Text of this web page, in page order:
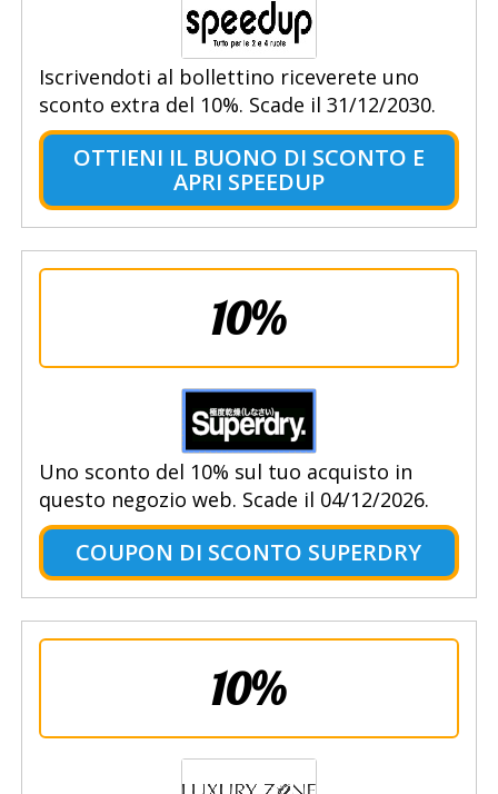
Iscrivendoti al bollettino riceverete uno
sconto extra del 10%. Scade il 31/12/2030.
OTTIENI IL BUONO DI SCONTO E
APRI SPEEDUP
10%
Uno sconto del 10% sul tuo acquisto in
questo negozio web. Scade il 04/12/2026.
COUPON DI SCONTO SUPERDRY
10%